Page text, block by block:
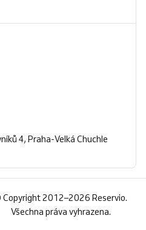
4, Praha-Velká Chuchle
Copyright 2012–2026 Reservio.
Všechna práva vyhrazena.